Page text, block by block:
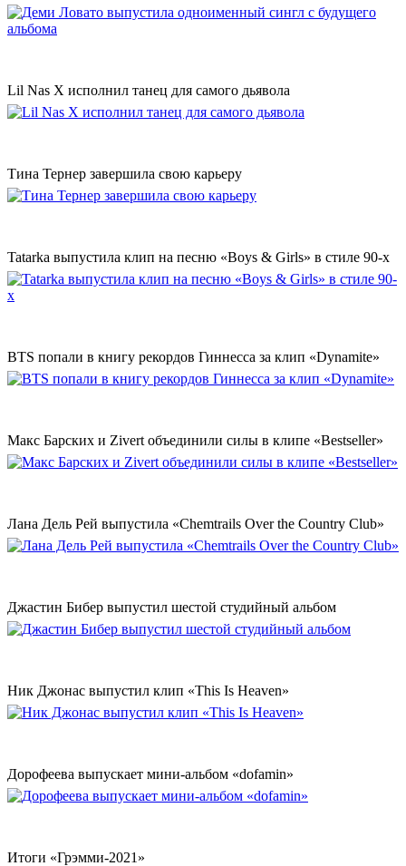
Lil Nas X исполнил танец для самого дьявола
Тина Тернер завершила свою карьеру
Tatarka выпустила клип на песню «Boys & Girls» в стиле 90-х
BTS попали в книгу рекордов Гиннесса за клип «Dynamite»
Макс Барских и Zivert объединили силы в клипе «Bestseller»
Лана Дель Рей выпустила «Chemtrails Over the Country Club»
Джастин Бибер выпустил шестой студийный альбом
Ник Джонас выпустил клип «This Is Heaven»
Дорофеева выпускает мини-альбом «dofamin»
Итоги «Грэмми-2021»